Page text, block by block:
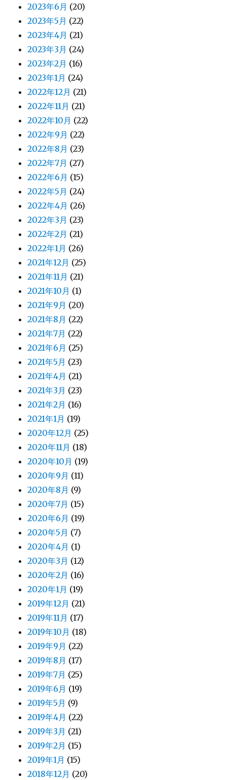
2023年6月 (20)
2023年5月 (22)
2023年4月 (21)
2023年3月 (24)
2023年2月 (16)
2023年1月 (24)
2022年12月 (21)
2022年11月 (21)
2022年10月 (22)
2022年9月 (22)
2022年8月 (23)
2022年7月 (27)
2022年6月 (15)
2022年5月 (24)
2022年4月 (26)
2022年3月 (23)
2022年2月 (21)
2022年1月 (26)
2021年12月 (25)
2021年11月 (21)
2021年10月 (1)
2021年9月 (20)
2021年8月 (22)
2021年7月 (22)
2021年6月 (25)
2021年5月 (23)
2021年4月 (21)
2021年3月 (23)
2021年2月 (16)
2021年1月 (19)
2020年12月 (25)
2020年11月 (18)
2020年10月 (19)
2020年9月 (11)
2020年8月 (9)
2020年7月 (15)
2020年6月 (19)
2020年5月 (7)
2020年4月 (1)
2020年3月 (12)
2020年2月 (16)
2020年1月 (19)
2019年12月 (21)
2019年11月 (17)
2019年10月 (18)
2019年9月 (22)
2019年8月 (17)
2019年7月 (25)
2019年6月 (19)
2019年5月 (9)
2019年4月 (22)
2019年3月 (21)
2019年2月 (15)
2019年1月 (15)
2018年12月 (20)